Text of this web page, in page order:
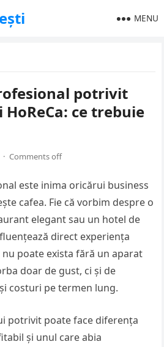
MENU
potrivit
ce trebuie
· Comments off
este inima oricărui business
cafea. Fie că vorbim despre o
elegant sau un hotel de
direct experiența
poate exista fără un aparat
doar de gust, ci și de
costuri pe termen lung.
potrivit poate face diferența
și unul care abia